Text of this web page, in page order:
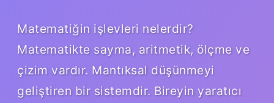
Matematiğin işlevleri nelerdir?
Matematikte sayma, aritmetik, ölçme ve
çizim vardır. Mantıksal düşünmeyi
geliştiren bir sistemdir. Bireyin yaratıcı